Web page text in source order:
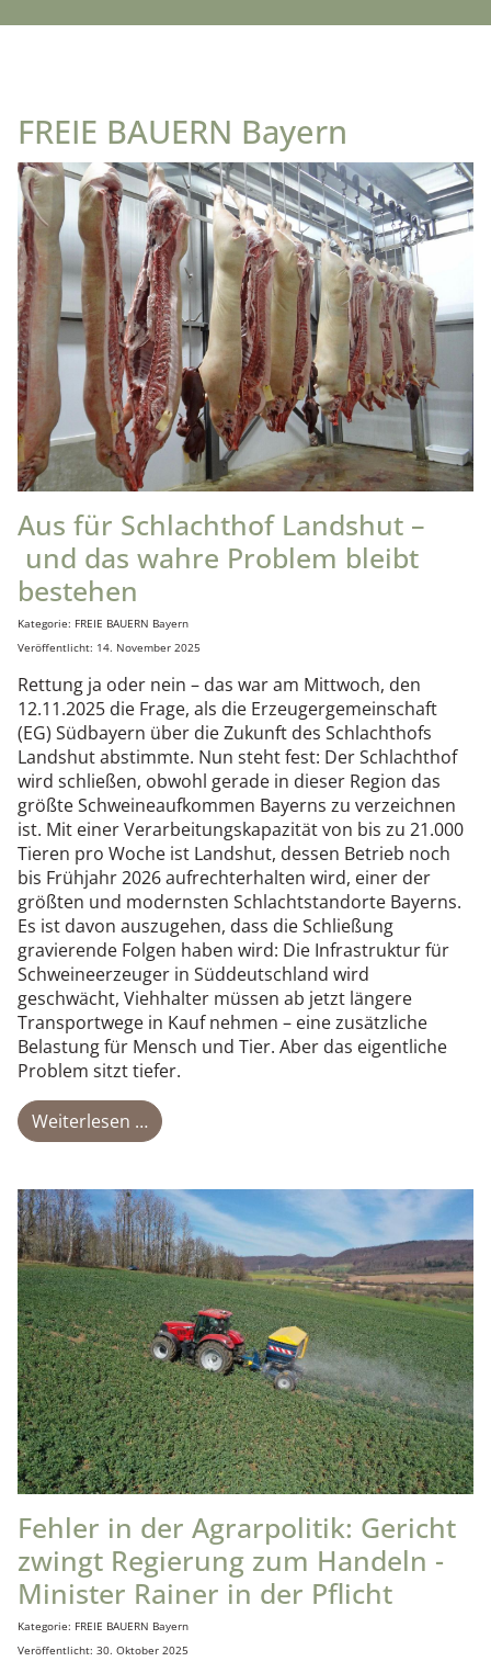
FREIE BAUERN Bayern
Aus für Schlachthof Landshut –
und das wahre Problem bleibt
bestehen
Details
Kategorie: FREIE BAUERN Bayern
Veröffentlicht: 14. November 2025
Rettung ja oder nein – das war am Mittwoch, den
12.11.2025 die Frage, als die Erzeugergemeinschaft
(EG) Südbayern über die Zukunft des Schlachthofs
Landshut abstimmte. Nun steht fest: Der Schlachthof
wird schließen, obwohl gerade in dieser Region das
größte Schweineaufkommen Bayerns zu verzeichnen
ist. Mit einer Verarbeitungskapazität von bis zu 21.000
Tieren pro Woche ist Landshut, dessen Betrieb noch
bis Frühjahr 2026 aufrechterhalten wird, einer der
größten und modernsten Schlachtstandorte Bayerns.
Es ist davon auszugehen, dass die Schließung
gravierende Folgen haben wird: Die Infrastruktur für
Schweineerzeuger in Süddeutschland wird
geschwächt, Viehhalter müssen ab jetzt längere
Transportwege in Kauf nehmen – eine zusätzliche
Belastung für Mensch und Tier. Aber das eigentliche
Problem sitzt tiefer.
Weiterlesen …
Fehler in der Agrarpolitik: Gericht
zwingt Regierung zum Handeln -
Minister Rainer in der Pflicht
Details
Kategorie: FREIE BAUERN Bayern
Veröffentlicht: 30. Oktober 2025